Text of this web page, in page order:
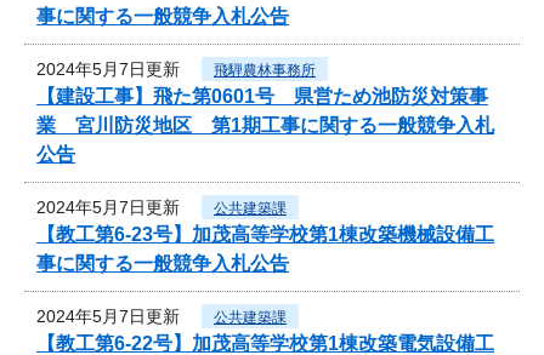
事に関する一般競争入札公告
2024年5月7日更新 飛騨農林事務所
【建設工事】飛た第0601号 県営ため池防災対策事
業 宮川防災地区 第1期工事に関する一般競争入札
公告
2024年5月7日更新 公共建築課
【教工第6-23号】加茂高等学校第1棟改築機械設備工
事に関する一般競争入札公告
2024年5月7日更新 公共建築課
【教工第6-22号】加茂高等学校第1棟改築電気設備工